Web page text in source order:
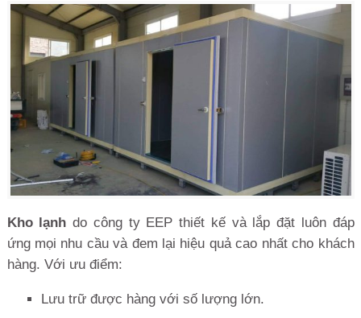
Kho lạnh do công ty EEP thiết kế và lắp đặt luôn đáp
ứng mọi nhu cầu và đem lại hiệu quả cao nhất cho khách
hàng. Với ưu điểm:
Lưu trữ được hàng với số lượng lớn.